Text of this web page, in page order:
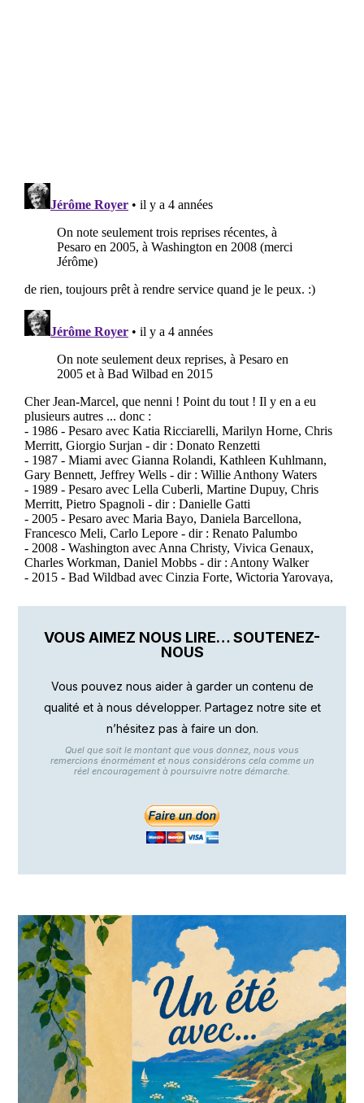
VOUS AIMEZ NOUS LIRE… SOUTENEZ-
NOUS
Vous pouvez nous aider à garder un contenu de
qualité et à nous développer. Partagez notre site et
n’hésitez pas à faire un don.
Quel que soit le montant que vous donnez, nous vous
remercions énormément et nous considérons cela comme un
réel encouragement à poursuivre notre démarche.